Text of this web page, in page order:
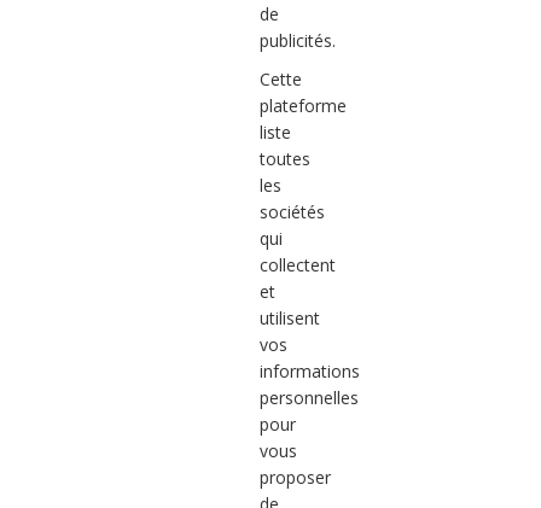
de
publicités.
Cette
plateforme
liste
toutes
les
sociétés
qui
collectent
et
utilisent
vos
informations
personnelles
pour
vous
proposer